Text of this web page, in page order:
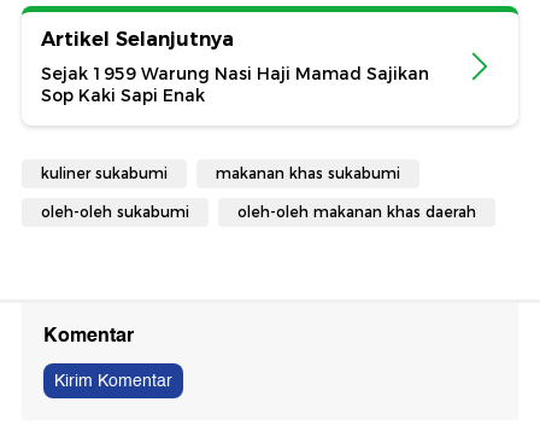
Artikel Selanjutnya
Sejak 1959 Warung Nasi Haji Mamad Sajikan
Sop Kaki Sapi Enak
kuliner sukabumi makanan khas sukabumi
oleh-oleh sukabumi oleh-oleh makanan khas daerah
Komentar
Kirim Komentar